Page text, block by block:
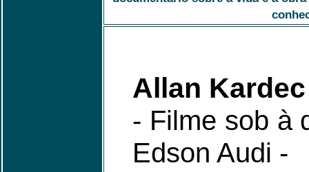
Allan
- Filme sob à
Edson Audi -